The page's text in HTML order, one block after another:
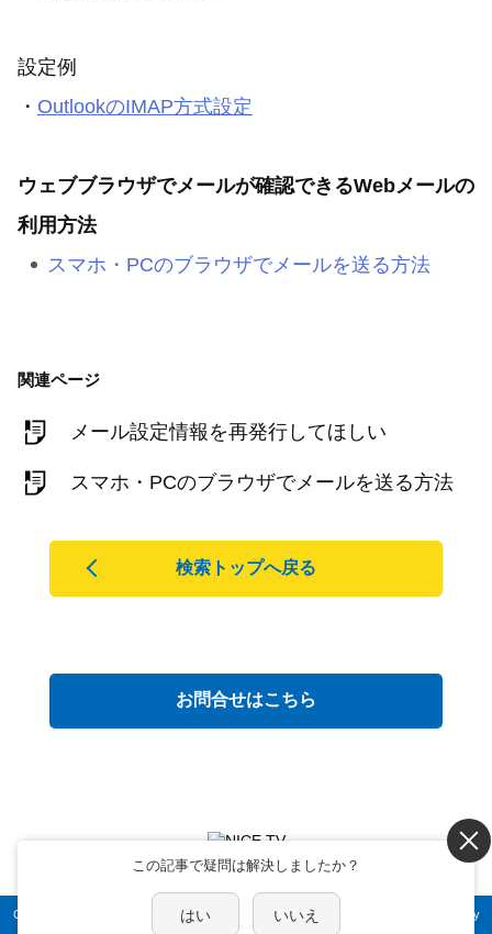
設定例
・ OutlookのIMAP方式設定
ウェブブラウザでメールが確認できるWebメールの
利用方法
スマホ・PCのブラウザでメールを送る方法
この記事で疑問は解決しましたか？
はい いいえ
関連ページ
メール設定情報を再発行してほしい
スマホ・PCのブラウザでメールを送る方法
検索トップへ戻る
お問合せはこちら
富山県魚津市釈迦堂1丁目12番18号
Copyright(C) 2021 Niikawa Information Center INC. All rights reserved.
Powered by
Helpfeel